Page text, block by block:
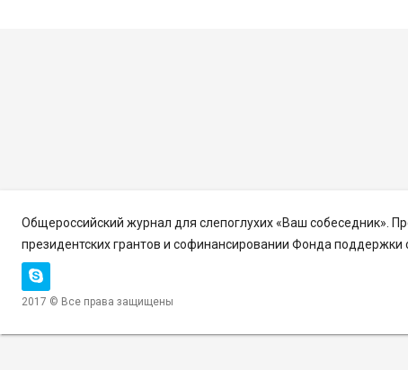
Общероссийский журнал для слепоглухих «Ваш собеседник».
президентских грантов и софинансировании Фонда поддержки
2017 © Все права защищены